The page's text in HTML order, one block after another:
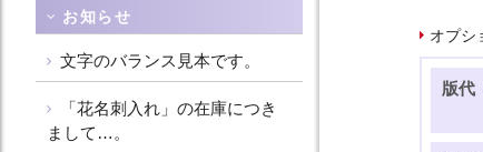
オプシ
版代
お知らせ
文字のバランス見本です。
「花名刺入れ」の在庫につき
まして…。